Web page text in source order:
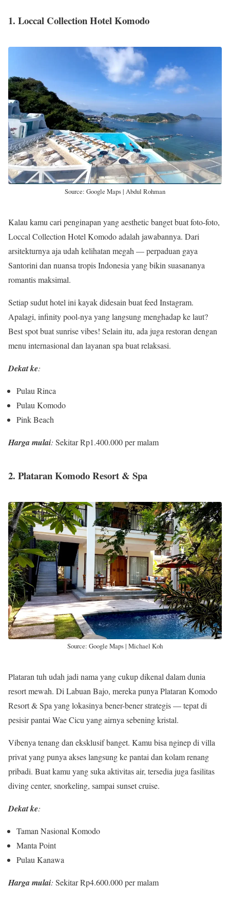
1. Loccal Collection Hotel Komodo
Source: Google Maps | Abdul Rohman
Kalau kamu cari penginapan yang aesthetic banget buat foto-foto,
Loccal Collection Hotel Komodo adalah jawabannya. Dari
arsitekturnya aja udah kelihatan megah — perpaduan gaya
Santorini dan nuansa tropis Indonesia yang bikin suasananya
romantis maksimal.
Setiap sudut hotel ini kayak didesain buat feed Instagram.
Apalagi, infinity pool-nya yang langsung menghadap ke laut?
Best spot buat sunrise vibes! Selain itu, ada juga restoran dengan
menu internasional dan layanan spa buat relaksasi.
Dekat ke:
Pulau Rinca
Pulau Komodo
Pink Beach
Harga mulai: Sekitar Rp1.400.000 per malam
2. Plataran Komodo Resort & Spa
Source: Google Maps | Michael Koh
Plataran tuh udah jadi nama yang cukup dikenal dalam dunia
resort mewah. Di Labuan Bajo, mereka punya Plataran Komodo
Resort & Spa yang lokasinya bener-bener strategis — tepat di
pesisir pantai Wae Cicu yang airnya sebening kristal.
Vibenya tenang dan eksklusif banget. Kamu bisa nginep di villa
privat yang punya akses langsung ke pantai dan kolam renang
pribadi. Buat kamu yang suka aktivitas air, tersedia juga fasilitas
diving center, snorkeling, sampai sunset cruise.
Dekat ke:
Taman Nasional Komodo
Manta Point
Pulau Kanawa
Harga mulai: Sekitar Rp4.600.000 per malam